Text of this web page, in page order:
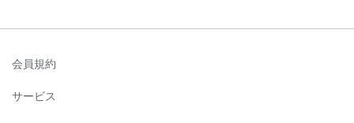
会員規約
サービス